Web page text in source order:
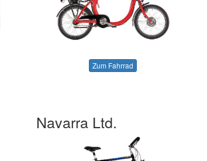
Zum Fahrrad
Navarra Ltd.